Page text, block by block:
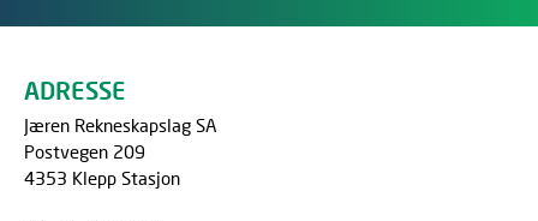
ADRESSE
Jæren Rekneskapslag SA
Postvegen 209
4353 Klepp Stasjon